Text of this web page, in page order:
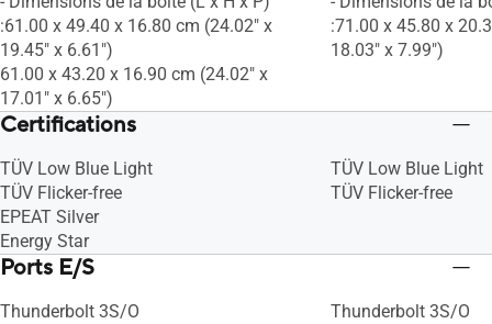
:61.00 x 49.40 x 16.80 cm (24.02" x
19.45" x 6.61")
61.00 x 43.20 x 16.90 cm (24.02" x
17.01" x 6.65")
:71.00 x 45.80 x
18.03" x 7.99")
Certifications
TÜV Low Blue Light
TÜV Flicker-free
EPEAT Silver
Energy Star
TÜV Low Blue Light
TÜV Flicker-free
Ports E/S
Thunderbolt 3S/O
Thunderbolt 3S/O